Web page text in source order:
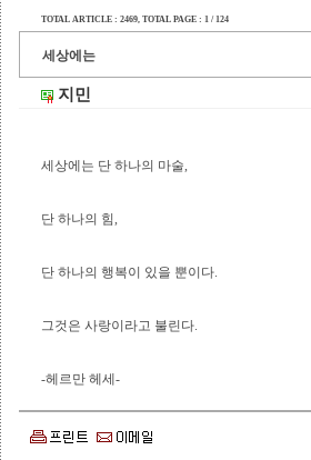
TOTAL ARTICLE : 2469, TOTAL PAGE : 1 / 124
세상에는
지민
세상에는 단 하나의 마술,
단 하나의 힘,
단 하나의 행복이 있을 뿐이다.
그것은 사랑이라고 불린다.
-헤르만 헤세-